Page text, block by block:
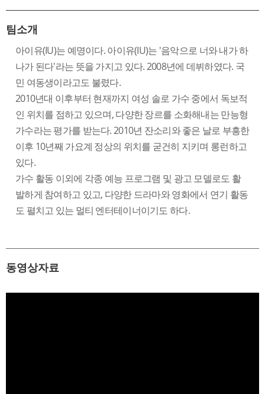
팀소개
아이유(IU)는 예명이다. 아이유(IU)는 '음악으로 너와 내가 하
나가 된다'라는 뜻을 가지고 있다. 2008년에 데뷔하였다. 국
민 여동생이라고도 불렸다.
2010년대 이후부터 현재까지 여성 솔로 가수 중에서 독보적
인 위치를 점하고 있으며, 다양한 장르를 소화해내는 만능형
가수라는 평가를 받는다. 2010년 잔소리와 좋은 날로 부흥한
이후 10년째 가요계 정상의 위치를 굳건히 지키며 롱런하고
있다.
가수 활동 이외에 각종 예능 프로그램 및 광고 모델로도 활
발하게 참여하고 있고, 다양한 드라마와 영화에서 연기 활동
도 펼치고 있는 멀티 엔터테이너이기도 하다.
동영상자료